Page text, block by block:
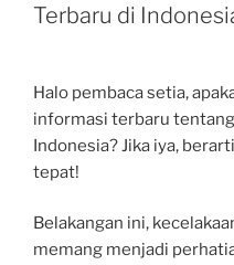
Terbaru di
Halo pembaca setia,
informasi terbaru
Indonesia? Jika iya,
tepat!
Belakangan ini,
memang menjadi